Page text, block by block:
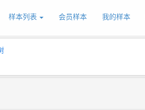
样本列表 会员样本 我的样本